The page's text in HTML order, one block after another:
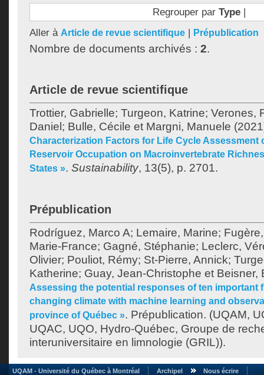
Regrouper par Type|
Aller à Article de revue scientifique | Prépublication
Nombre de documents archivés : 2.
Article de revue scientifique
Trottier, Gabrielle; Turgeon, Katrine; Verones,
Daniel ; Bulle, Cécile et Margni, Manuele
Characterization Factors for Life Cycle Assessment
Reservoir Occupation on Macroinvertebrate
States ». Sustainability, 13(5), p. 2701.
Prépublication
Rodríguez, Marco A; Lemaire, Marine;
Marie-France; Gagné, Stéphanie; Leclerc,
Olivier; Pouliot, Rémy; St-Pierre, Annick;
Katherine; Guay, Jean-Christophe et Beisner,
Assessing the potential responses of ten important
changing climate with machine learning and
province of Québec ». Prépublication. (UQAM,
UQAC, UQO, Hydro-Québec, Groupe de
interuniversitaire en limnologie (GRIL)).
UQAM - Université du Québec à Montréal Archipel Nous écrire